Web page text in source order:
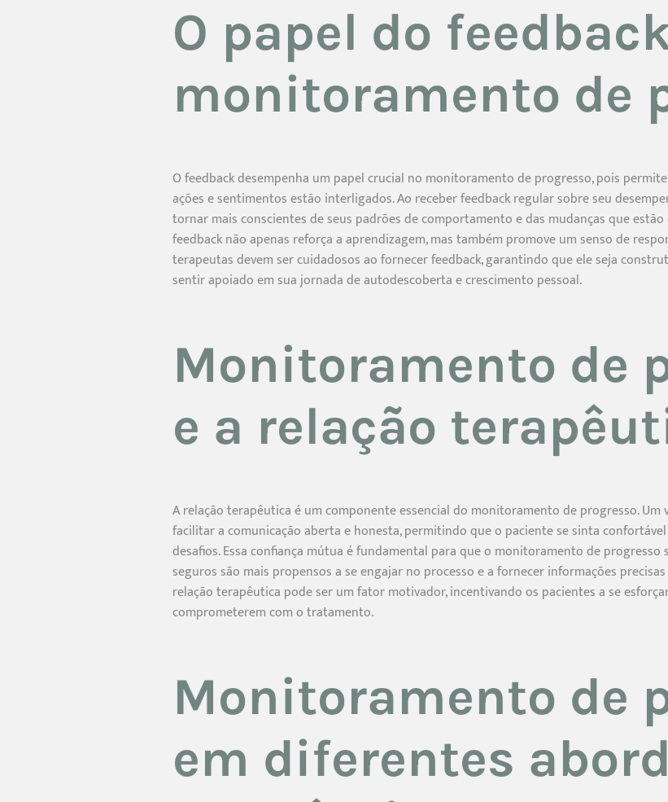
O papel do
monitoramento de
O feedback desempenha um papel crucial no monitoramento de progresso, pois
ações e sentimentos estão interligados. Ao receber feedback regular sobre seu
tornar mais conscientes de seus padrões de comportamento e das mudanças que
feedback não apenas reforça a aprendizagem, mas também promove um senso de
terapeutas devem ser cuidadosos ao fornecer feedback, garantindo que ele seja
sentir apoiado em sua jornada de autodescoberta e crescimento pessoal.
Monitoramento de
e a relação
A relação terapêutica é um componente essencial do monitoramento de progresso.
facilitar a comunicação aberta e honesta, permitindo que o paciente se sinta
desafios. Essa confiança mútua é fundamental para que o monitoramento de progresso
seguros são mais propensos a se engajar no processo e a fornecer informações
relação terapêutica pode ser um fator motivador, incentivando os pacientes a se
comprometerem com o tratamento.
Monitoramento de
em diferentes